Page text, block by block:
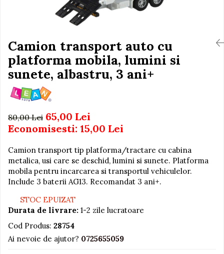
Jucarii de baie
Seturi de frumusete
Caluti balansoar
Interactive, educative si
muzicale
Ateliere si unelte
Blocuri de constructie
Covorase de dans
Creative
De plus
Electrocasnice si bucatarii
Jocuri de indemanare
Jocuri sportive
Jucarii educative din lemn
Ingrijire cosmetica mamici
Perioada Sarcinii
Pompe de san
Sisteme De Purtare
Camion transport auto cu
platforma mobila, lumini si
sunete, albastru, 3 ani+
80,00 Lei 65,00 Lei
Economisesti: 15,00 Lei
Camion transport tip platforma/tractare cu cabina
metalica, usi care se deschid, lumini si sunete. Platforma
mobila pentru incarcarea si transportul vehiculelor.
Include 3 baterii AG13. Recomandat 3 ani+.
STOC EPUIZAT
Durata de livrare: 1-2 zile lucratoare
Cod Produs: 28754
Ai nevoie de ajutor? 0725655059